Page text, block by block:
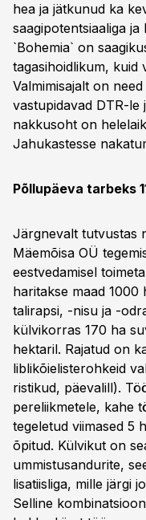
hea ja jätkunud ka
saagipotentsiaaliga
`Bohemia` on
tagasihoidlikum, kuid
Valmimisajalt on
vastupidavad DTR-le
nakkusoht on
Jahukastesse
Põllupäeva tarbeks
Järgnevalt tutvustas
Mäemõisa OÜ
eestvedamisel
haritakse maad
talirapsi, -nisu ja -
külvikorras 170 ha
hektaril. Rajatud on
liblikõielisterohkeid
ristikud, päevalill).
pereliikmetele, kahe
tegeletud viimased 5
õpitud. Külvikut on
ummistusandurite,
lisatiisliga, mille järgi
Selline